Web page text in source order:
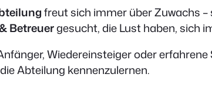
freut sich immer über Zuwachs
Betreuergesucht, die Lust haben, sich
Wiedereinsteiger oder
Abteilung kennenzulernen.